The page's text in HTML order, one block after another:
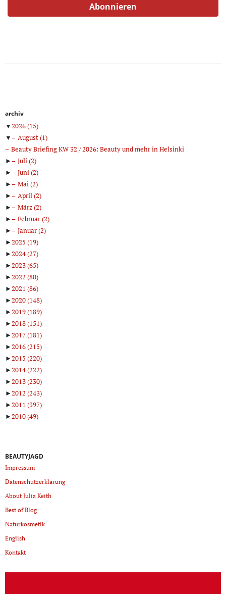
archiv
▼2026(15)
▼
August(1)
Beauty Briefing KW 32 / 2026: Beauty und mehr in Helsinki
►
Juli(2)
►
Juni(2)
►
Mai(2)
►
April(2)
►
März(2)
►
Februar(2)
►
Januar(2)
►2025 (19)
►2024(27)
►2023(65)
►2022 (80)
►2021 (86)
►2020(148)
►2019(189)
►2018(151)
►2017(181)
►2016(215)
►2015 (220)
►2014(222)
►2013(230)
►2012 (243)
►2011 (397)
►2010(49)
BEAUTYJAGD
Impressum
Datenschutzerklärung
About Julia Keith
Best of Blog
Naturkosmetik
English
Kontakt